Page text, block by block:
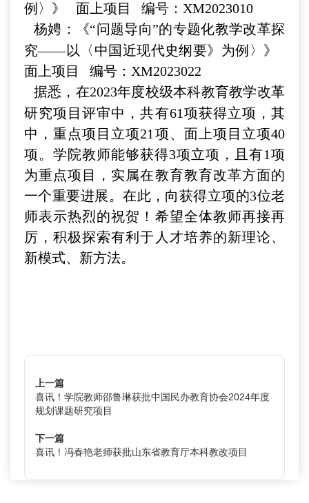
例 〉》 面上项目 编号： XM2023010
杨娉：《“问题导向”的专题化教学改革探
究——以〈 中国近现代史纲要》为例 〉》
面上项目 编号：XM2023022
据悉，在2023年度校级本科教育教学改革
研究项目评审中，共有61项获得立项，其
中，重点项目立项21项、面上项目立项40
项。学院教师能够获得3项立项，且有1项
为重点项目，实属在教育教育改革方面的
一个重要进展。在此，向获得立项的3位老
师表示热烈的祝贺！希望全体教师再接再
厉，积极探索有利于人才培养的新理论、
新模式、新方法。
上一篇
喜讯！学院教师邵鲁琳获批中国民办教育协会2024年度
规划课题研究项目
下一篇
喜讯！冯春艳老师获批山东省教育厅本科教改项目